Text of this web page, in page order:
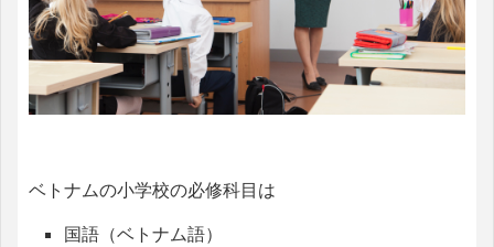
ベトナムの小学校の必修科目は
国語（ベトナム語）